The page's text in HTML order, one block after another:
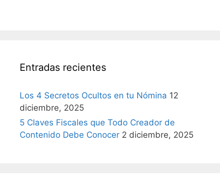
Entradas recientes
Los 4 Secretos Ocultos en tu Nómina 12
diciembre, 2025
5 Claves Fiscales que Todo Creador de
Contenido Debe Conocer 2 diciembre, 2025